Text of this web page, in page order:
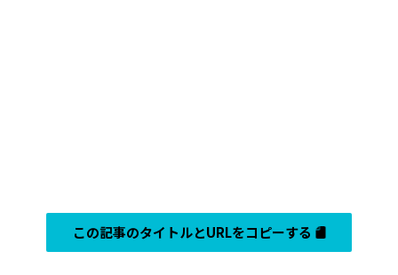
この記事のタイトルとURLをコピーする